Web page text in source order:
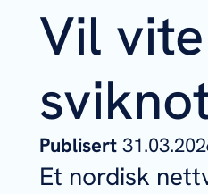
Vil
Publisert
Et nordisk